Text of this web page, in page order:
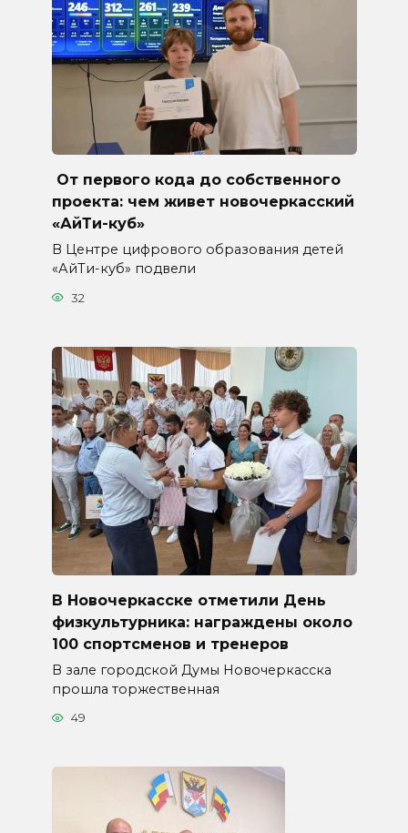
От первого кода до собственного
проекта: чем живет новочеркасский
«АйТи-куб»
В Центре цифрового образования детей
«АйТи-куб» подвели
32
В Новочеркасске отметили День
физкультурника: награждены около
100 спортсменов и тренеров
В зале городской Думы Новочеркасска
прошла торжественная
49